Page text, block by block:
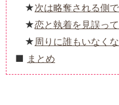
次は略奪される側
恋と執着を見誤っ
周りに誰もいなく
まとめ